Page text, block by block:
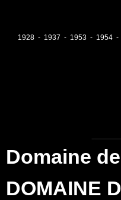
1928 - 1937 - 1953 - 1954 -
Domaine
DOMAINE